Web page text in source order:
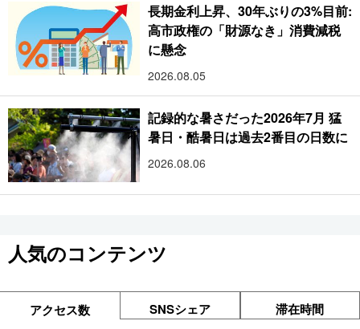
長期金利上昇、30年ぶりの3%目前:
高市政権の「財源なき」消費減税
に懸念
2026.08.05
記録的な暑さだった2026年7月 猛
暑日・酷暑日は過去2番目の日数に
2026.08.06
人気のコンテンツ
アクセス数 SNSシェア 滞在時間